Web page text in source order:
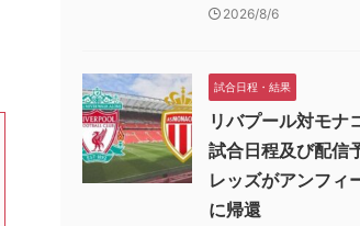
2026/8/6
試合日程・結果
リバプール対モナ
試合日程及び配信
レッズがアンフィ
に帰還